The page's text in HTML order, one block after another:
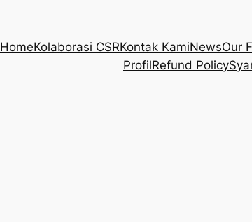
HomeKolaborasi CSRKontak KamiNewsOur
ProfilRefund Policy